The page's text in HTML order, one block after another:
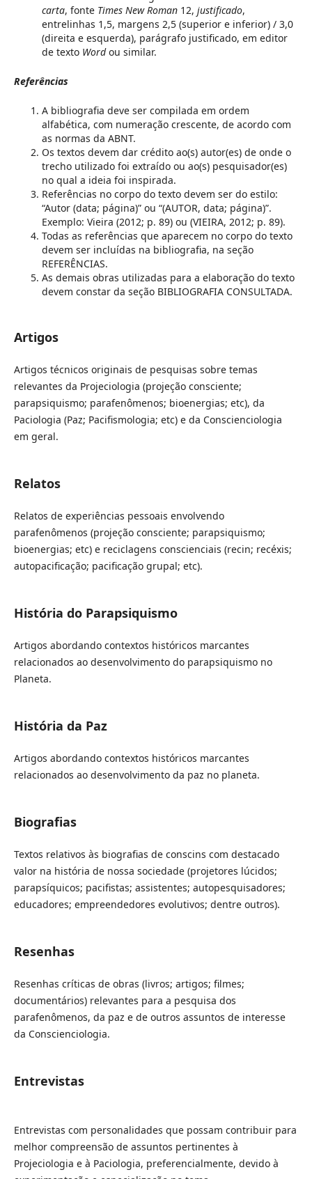
carta, fonte Times New Roman 12, justificado,
entrelinhas 1,5, margens 2,5 (superior e inferior) / 3,0
(direita e esquerda), parágrafo justificado, em editor
de texto Wordou similar.
Referências
A bibliografia deve ser compilada em ordem
alfabética, com numeração crescente, de acordo com
as normas da ABNT.
Os textos devem dar crédito ao(s) autor(es) de onde o
trecho utilizado foi extraído ou ao(s) pesquisador(es)
no qual a ideia foi inspirada.
Referências no corpo do texto devem ser do estilo:
“Autor (data; página)” ou “(AUTOR, data; página)”.
Exemplo: Vieira (2012; p. 89) ou (VIEIRA, 2012; p. 89).
Todas as referências que aparecem no corpo do texto
devem ser incluídas na bibliografia, na seção
REFERÊNCIAS.
As demais obras utilizadas para a elaboração do texto
devem constar da seção BIBLIOGRAFIA CONSULTADA.
Artigos
Artigos técnicos originais de pesquisas sobre temas
relevantes da Projeciologia (projeção consciente;
parapsiquismo; parafenômenos; bioenergias; etc), da
Paciologia (Paz; Pacifismologia; etc) e da Conscienciologia
em geral.
Relatos
Relatos de experiências pessoais envolvendo
parafenômenos (projeção consciente; parapsiquismo;
bioenergias; etc) e reciclagens conscienciais (recin; recéxis;
autopacificação; pacificação grupal; etc).
História do Parapsiquismo
Artigos abordando contextos históricos marcantes
relacionados ao desenvolvimento do parapsiquismo no
Planeta.
História da Paz
Artigos abordando contextos históricos marcantes
relacionados ao desenvolvimento da paz no planeta.
Biografias
Textos relativos às biografias de conscins com destacado
valor na história de nossa sociedade (projetores lúcidos;
parapsíquicos; pacifistas; assistentes; autopesquisadores;
educadores; empreendedores evolutivos; dentre outros).
Resenhas
Resenhas críticas de obras (livros; artigos; filmes;
documentários) relevantes para a pesquisa dos
parafenômenos, da paz e de outros assuntos de interesse
da Conscienciologia.
Entrevistas
Entrevistas com personalidades que possam contribuir para
melhor compreensão de assuntos pertinentes à
Projeciologia e à Paciologia, preferencialmente, devido à